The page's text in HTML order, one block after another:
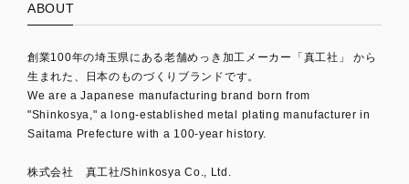
ABOUT
創業100年の埼玉県にある老舗めっき加工メーカー「真工社」 から
生まれた、日本のものづくりブランドです。
We are a Japanese manufacturing brand born from
"Shinkosya," a long-established metal plating manufacturer in
Saitama Prefecture with a 100-year history.
株式会社 真工社/Shinkosya Co., Ltd.